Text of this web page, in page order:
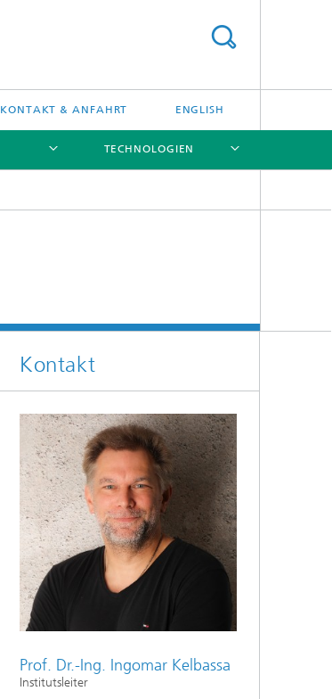
KONTAKT & ANFAHRT ENGLISH
TECHNOLOGIEN
Kontakt
Prof. Dr.-Ing. Ingomar Kelbassa
Institutsleiter